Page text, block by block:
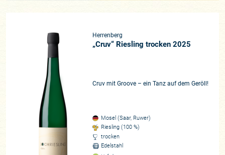
Herrenberg
„Cruv“ Riesling trocken 2025
Cruv mit Groove – ein Tanz auf dem Geröll!
Mosel (Saar, Ruwer)
Riesling (100 %)
trocken
Edelstahl